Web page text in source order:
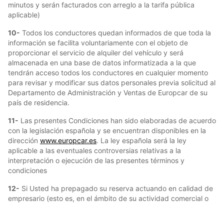
minutos y serán facturados con arreglo a la tarifa pública
aplicable)
10- Todos los conductores quedan informados de que toda la
información se facilita voluntariamente con el objeto de
proporcionar el servicio de alquiler del vehículo y será
almacenada en una base de datos informatizada a la que
tendrán acceso todos los conductores en cualquier momento
para revisar y modificar sus datos personales previa solicitud al
Departamento de Administración y Ventas de Europcar de su
país de residencia.
11- Las presentes Condiciones han sido elaboradas de acuerdo
con la legislación española y se encuentran disponibles en la
dirección www.europcar.es. La ley española será la ley
aplicable a las eventuales controversias relativas a la
interpretación o ejecución de las presentes términos y
condiciones
12- Si Usted ha prepagado su reserva actuando en calidad de
empresario (esto es, en el ámbito de su actividad comercial o